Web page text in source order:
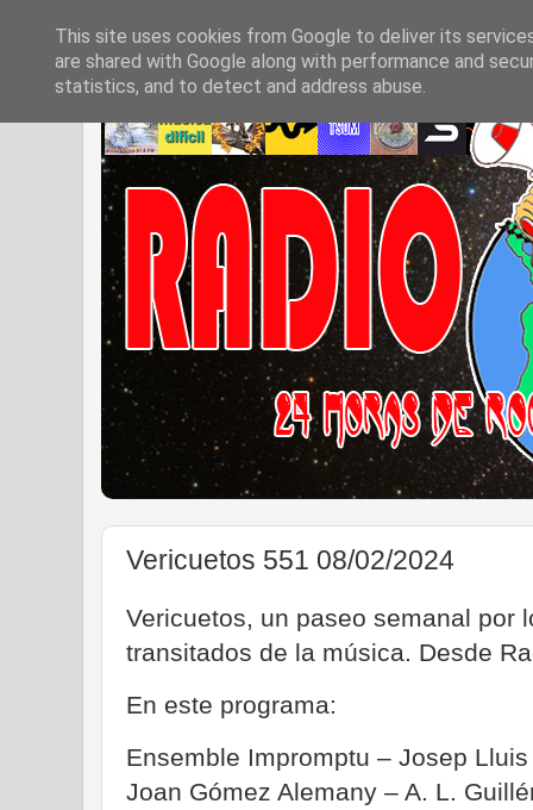
Vericuetos 551 08/02/2024
Vericuetos, un paseo semanal por
transitados de la música. Desde
En este programa:
Ensemble Impromptu – Josep
Joan Gómez Alemany – A. L.
This site uses cookies from Google to deliver its
are shared with Google along with performance and
statistics, and to detect and address abuse.